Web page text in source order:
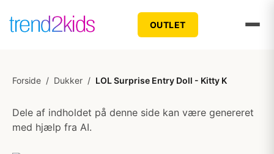
OUTLET
Forside / Dukker / LOL Surprise Entry Doll - Kitty K
Dele af indholdet på denne side kan være genereret
med hjælp fra AI.